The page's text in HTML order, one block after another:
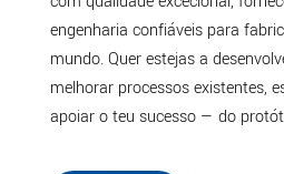
engenharia confiáveis para
mundo. Quer estejas a
melhorar processos existentes,
apoiar o teu sucesso — do